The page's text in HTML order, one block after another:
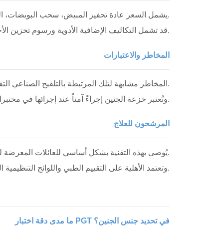
يشمل السعر عادة تحفيز المبيض، سحب البويضات، التخصيب، خزعة الجنين، التحليل الجيني، حفظ الأجنة بالتجميد ونقل الجنين المجمد.
قد تشمل التكاليف الإضافية الأدوية ورسوم تخزين الأجنة.
المخاطر والاعتبارات
المخاطر مشابهة لتلك المرتبطة بالتلقيح الصناعي التقليدي وتشمل متلازمة فرط تحفيز المبيض أو فشل الانغراس.
وتُعتبر خزعة الجنين إجراءً آمناً عند إجرائها في مختبرات ذات خبرة.
المرشحون للعلاج
يُوصى بهذه التقنية بشكل أساسي للعائلات المعرضة لخطر الأمراض الوراثية المرتبطة بالجنس.
وتعتمد الأهلية على التقييم الطبي واللوائح التنظيمية المعمول بها.
ما مدى دقة اختبار PGT في تحديد جنس الجنين؟